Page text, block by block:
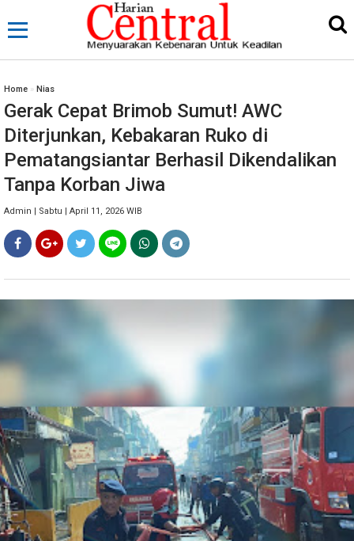
Home » Nias
Gerak Cepat Brimob Sumut! AWC
Diterjunkan, Kebakaran Ruko di
Pematangsiantar Berhasil Dikendalikan
Tanpa Korban Jiwa
Admin | Sabtu | April 11, 2026 WIB